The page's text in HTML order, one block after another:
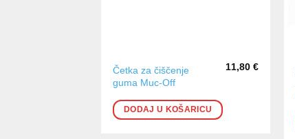
Četka za čiščenje
guma Muc-Off
11,80€
DODAJ U KOŠARICU